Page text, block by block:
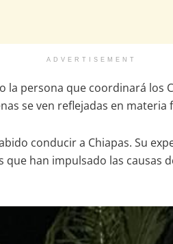
ADVERTISEMENT
persona que coordinará los
se ven reflejadas en
conducir a Chiapas. Su
han impulsado las